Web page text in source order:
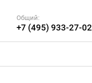
Общий:
+7 (495) 933-27-02